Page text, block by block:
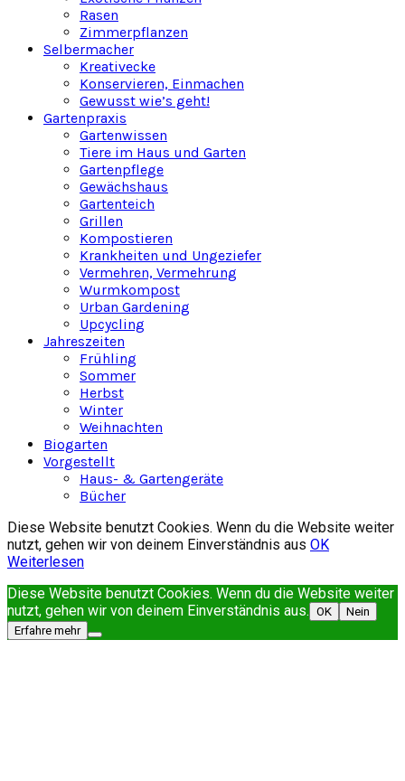
Rasen
Zimmerpflanzen
Selbermacher
Kreativecke
Konservieren, Einmachen
Gewusst wie’s geht!
Gartenpraxis
Gartenwissen
Tiere im Haus und Garten
Gartenpflege
Gewächshaus
Gartenteich
Grillen
Kompostieren
Krankheiten und Ungeziefer
Vermehren, Vermehrung
Wurmkompost
Urban Gardening
Upcycling
Jahreszeiten
Frühling
Sommer
Herbst
Winter
Weihnachten
Biogarten
Vorgestellt
Haus- & Gartengeräte
Bücher
Diese Website benutzt Cookies. Wenn du die Website weiter
nutzt, gehen wir von deinem Einverständnis aus OK
Weiterlesen
Diese Website benutzt Cookies. Wenn du die Website weiter
nutzt, gehen wir von deinem Einverständnis aus. OK
Nein
Erfahre mehr